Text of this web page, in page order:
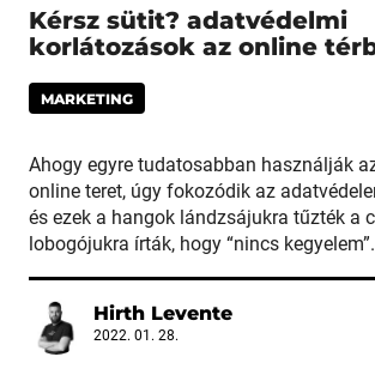
Kérsz sütit? adatvédelmi
korlátozások az online
MARKETING
Ahogy egyre tudatosabban használják
online teret, úgy fokozódik az
és ezek a hangok lándzsájukra tűzték a
lobogójukra írták, hogy “nincs kegyelem”.
Hirth Levente
2022. 01. 28.